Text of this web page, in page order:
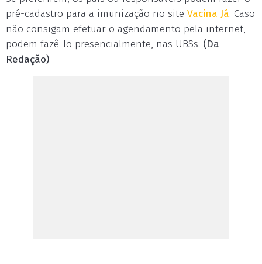
pré-cadastro para a imunização no site Vacina Já. Caso
não consigam efetuar o agendamento pela internet,
podem fazê-lo presencialmente, nas UBSs. (Da
Redação)